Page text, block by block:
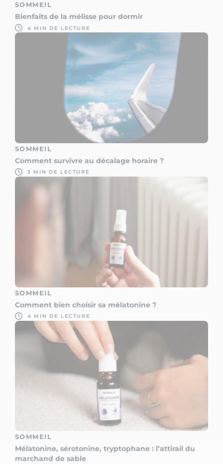
SOMMEIL
Bienfaits de la mélisse pour dormir
4 MIN DE LECTURE
SOMMEIL
Comment survivre au décalage horaire ?
3 MIN DE LECTURE
SOMMEIL
Comment bien choisir sa mélatonine ?
4 MIN DE LECTURE
SOMMEIL
Mélatonine, sérotonine, tryptophane : l’attirail du
marchand de sable